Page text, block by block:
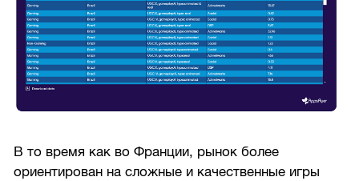
В то время как во Франции, рынок более
ориентирован на сложные и качественные игры